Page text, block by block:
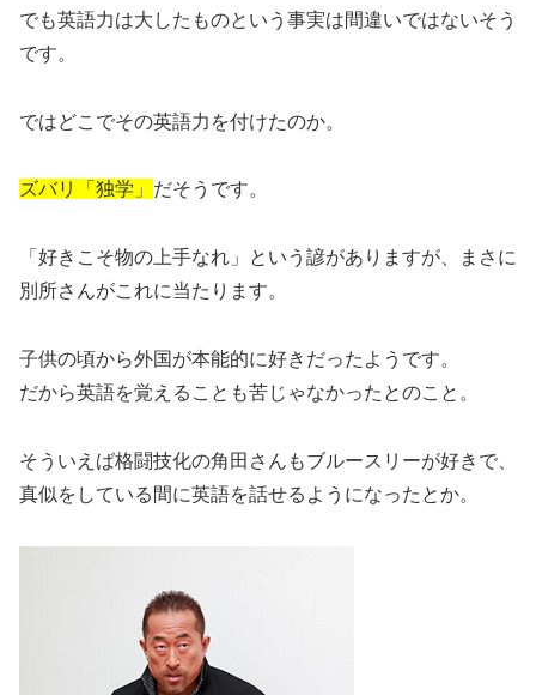
でも英語力は大したものという事実は間違いではないそう
です。
ではどこでその英語力を付けたのか。
ズバリ「独学」 だそうです。
「好きこそ物の上手なれ」という諺がありますが、まさに
別所さんがこれに当たります。
子供の頃から外国が本能的に好きだったようです。
だから英語を覚えることも苦じゃなかったとのこと。
そういえば格闘技化の角田さんもブルースリーが好きで、
真似をしている間に英語を話せるようになったとか。